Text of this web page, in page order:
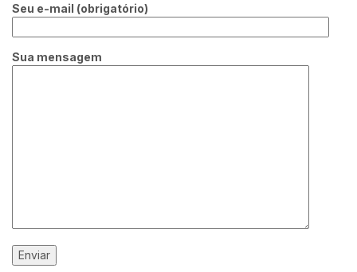
Seu e-mail (obrigatório)
Sua mensagem